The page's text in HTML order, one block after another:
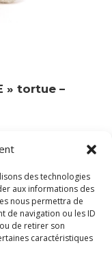
des technologies
aux informations des
nous permettra de
de navigation ou les ID
de retirer son
caractéristiques
» tortue –